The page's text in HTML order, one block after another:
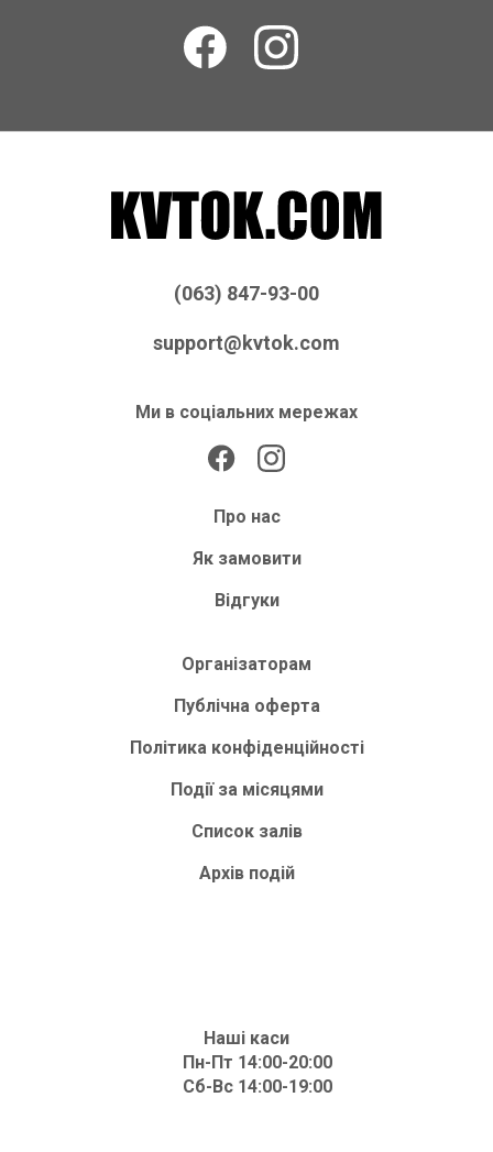
(063) 847-93-00
support@kvtok.com
Ми в соціальних мережах
Про нас
Як замовити
Відгуки
Організаторам
Публічна оферта
Політика конфіденційності
Події за місяцями
Список залів
Архів подій
Наші каси
Пн-Пт 14:00-20:00
Сб-Вс 14:00-19:00